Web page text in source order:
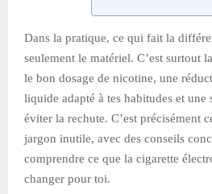
Dans la pratique, ce qui fait la
seulement le matériel. C’est surtout
le bon dosage de nicotine, une
liquide adapté à tes habitudes et une
éviter la rechute. C’est précisément
jargon inutile, avec des conseils
comprendre ce que la cigarette
changer pour toi.